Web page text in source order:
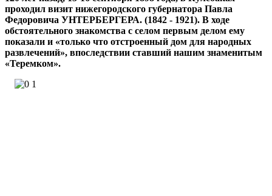
проходил визит нижегородского губернатора Павла
Федоровича УНТЕРБЕРГЕРА. (1842 - 1921). В ходе
обстоятельного знакомства с селом первым делом ему
показали и «только что отстроенный дом для народных
развлечений», впоследствии ставший нашим знаменитым
«Теремком».